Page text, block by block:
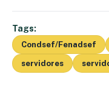
Tags:
Condsef/Fenadsef
servidores